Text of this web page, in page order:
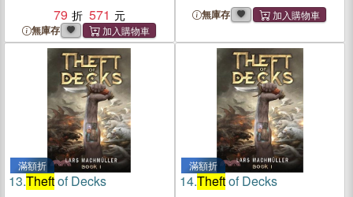
79
571
無庫存
無庫存
滿額折
13.Theftof Decks
滿額折
14.Theftof Decks